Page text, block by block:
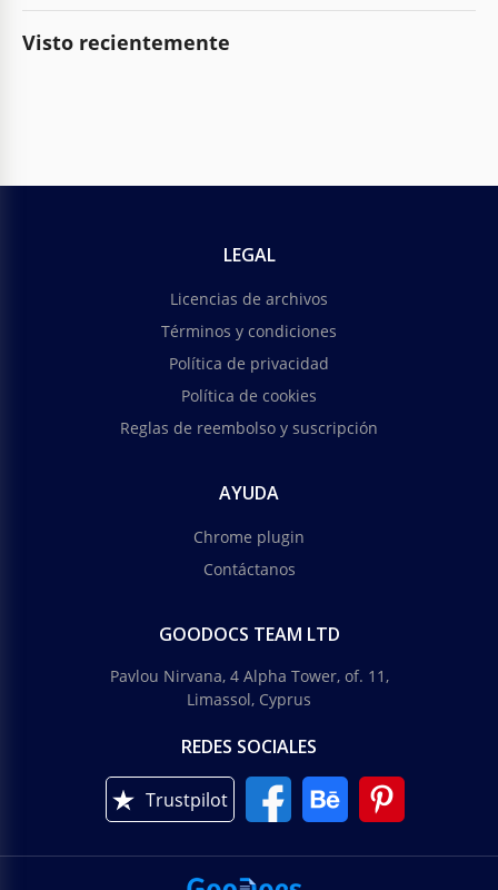
Visto recientemente
LEGAL
Licencias de archivos
Términos y condiciones
Política de privacidad
Política de cookies
Reglas de reembolso y suscripción
AYUDA
Chrome plugin
Contáctanos
GOODOCS TEAM LTD
Pavlou Nirvana, 4 Alpha Tower, of. 11,
Limassol, Cyprus
REDES SOCIALES
Trustpilot